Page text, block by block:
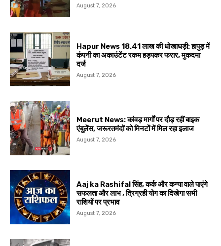
August 7, 2026
Hapur News 18.41 लाख की धोखाधड़ी: हापुड़ में
कंपनी का अकाउंटेंट रकम हड़पकर फरार, मुकदमा
दर्ज
August 7, 2026
Meerut News: कांवड़ मार्गों पर दौड़ रहीं बाइक
एंबुलेंस, जरूरतमंदों को मिनटों में मिल रहा इलाज
August 7, 2026
Aaj ka Rashifal सिंह, कर्क और कन्या वाले पाएंगे
सफलता और लाभ , त्रिग्रही योग का दिखेगा सभी
राशियों पर प्रभाव
August 7, 2026